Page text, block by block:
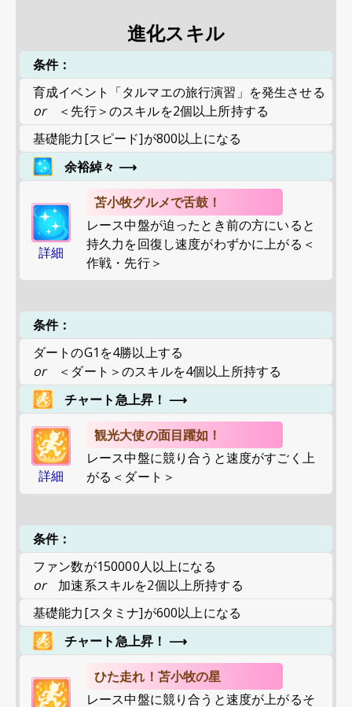
進化スキル
条件：
育成イベント「タルマエの旅行演習」を発生させる
or
＜先行＞のスキルを2個以上所持する
基礎能力[スピード]が800以上になる
余裕綽々 ⟶
詳細
苫小牧グルメで舌鼓！
レース中盤が迫ったとき前の方にいると
持久力を回復し速度がわずかに上がる＜
作戦・先行＞
条件：
ダートのG1を4勝以上する
or
＜ダート＞のスキルを4個以上所持する
チャート急上昇！ ⟶
詳細
観光大使の面目躍如！
レース中盤に競り合うと速度がすごく上
がる＜ダート＞
条件：
ファン数が150000人以上になる
or
加速系スキルを2個以上所持する
基礎能力[スタミナ]が600以上になる
チャート急上昇！ ⟶
ひた走れ！苫小牧の星
レース中盤に競り合うと速度が上がるそ